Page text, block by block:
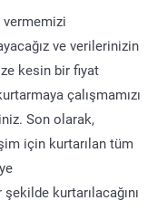
ve verilerinizin
kesin bir fiyat
çalışmamızı
Son olarak,
için kurtarılan tüm
kurtarılacağını